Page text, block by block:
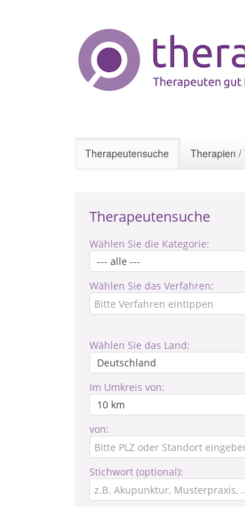
Therapeutensuche Therapien /
Therapeutensuche
Wählen Sie die Kategorie:
Wählen Sie das Verfahren:
Wählen Sie das Land:
Im Umkreis von:
von:
Stichwort (optional):